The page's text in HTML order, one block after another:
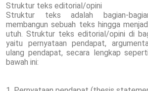
Struktur teks editorial/opini
Struktur teks adalah bagian-
membangun sebuah teks hingga
utuh. Struktur teks editorial/opini di
yaitu pernyataan pendapat,
ulang pendapat, secara lengkap
bawah ini: